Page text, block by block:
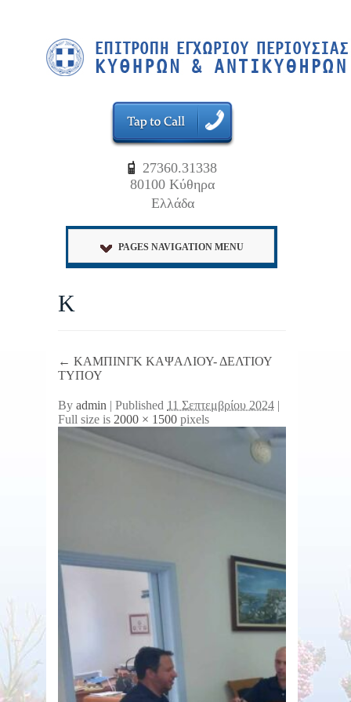
27360.31338
80100 Κύθηρα
Ελλάδα
PAGES NAVIGATION MENU
Κ
← ΚΑΜΠΙΝΓΚ ΚΑΨΑΛΙΟΥ- ΔΕΛΤΙΟΥ
ΤΥΠΟΥ
By admin | Published 11 Σεπτεμβρίου 2024 |
Full size is 2000 × 1500 pixels